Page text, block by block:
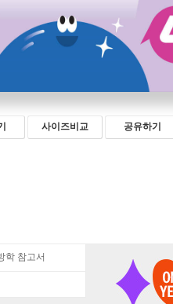
사이즈비교 공유하기
학 참고서